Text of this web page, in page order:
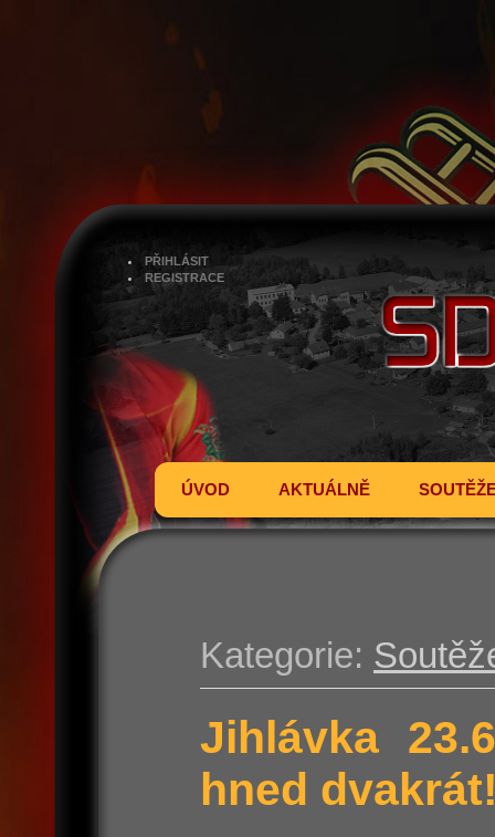
PŘIHLÁSIT
REGISTRACE
ÚVOD AKTUÁLNĚ
Kategorie:
Jihlávka
hned